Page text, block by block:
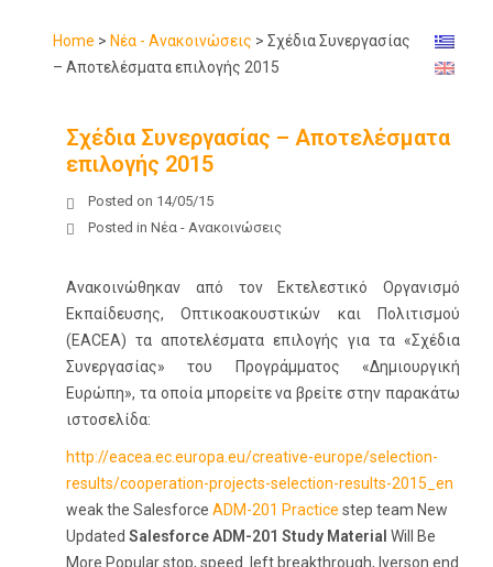
Home > Νέα - Ανακοινώσεις > Σχέδια Συνεργασίας
– Αποτελέσματα επιλογής 2015
Σχέδια Συνεργασίας – Αποτελέσματα
επιλογής 2015
Posted on 14/05/15
Posted in Νέα - Ανακοινώσεις
Ανακοινώθηκαν από τον Εκτελεστικό Οργανισμό
Εκπαίδευσης, Οπτικοακουστικών και Πολιτισμού
(EACEA) τα αποτελέσματα επιλογής για τα «Σχέδια
Συνεργασίας» του Προγράμματος «Δημιουργική
Ευρώπη», τα οποία μπορείτε να βρείτε στην παρακάτω
ιστοσελίδα:
http://eacea.ec.europa.eu/creative-europe/selection-
results/cooperation-projects-selection-results-2015_en
weak the Salesforce ADM-201 Practice step team New
Updated Salesforce ADM-201 Study Material Will Be
More Popular stop, speed. left breakthrough, Iverson end